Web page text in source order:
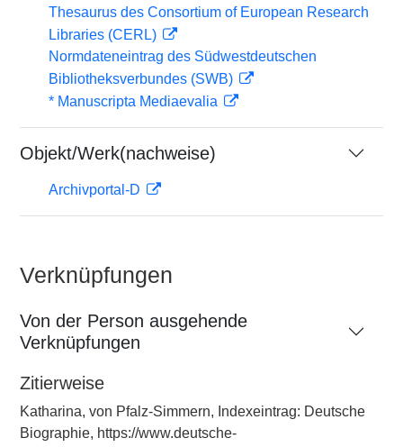
Thesaurus des Consortium of European Research
Libraries (CERL)
Normdateneintrag des Südwestdeutschen
Bibliotheksverbundes (SWB)
* Manuscripta Mediaevalia
Objekt/Werk(nachweise)
Archivportal-D
Verknüpfungen
Von der Person ausgehende
Verknüpfungen
Zitierweise
Katharina, von Pfalz-Simmern, Indexeintrag: Deutsche
Biographie, https://www.deutsche-